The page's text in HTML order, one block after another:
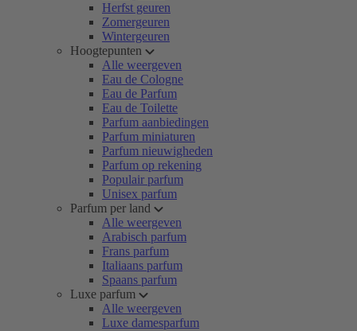
Herfst geuren
Zomergeuren
Wintergeuren
Hoogtepunten
Alle weergeven
Eau de Cologne
Eau de Parfum
Eau de Toilette
Parfum aanbiedingen
Parfum miniaturen
Parfum nieuwigheden
Parfum op rekening
Populair parfum
Unisex parfum
Parfum per land
Alle weergeven
Arabisch parfum
Frans parfum
Italiaans parfum
Spaans parfum
Luxe parfum
Alle weergeven
Luxe damesparfum